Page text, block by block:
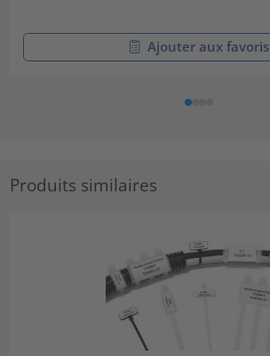
Ajouter aux favoris
Produits similaires